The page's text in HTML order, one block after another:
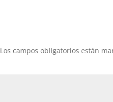
Los campos obligatorios están